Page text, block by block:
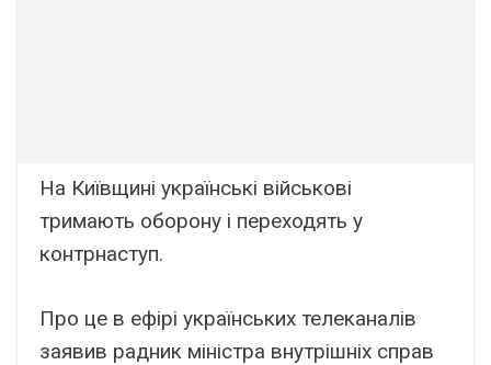
На Київщині українські військові
тримають оборону і переходять у
контрнаступ.
Про це в ефірі українських телеканалів
заявив радник міністра внутрішніх справ